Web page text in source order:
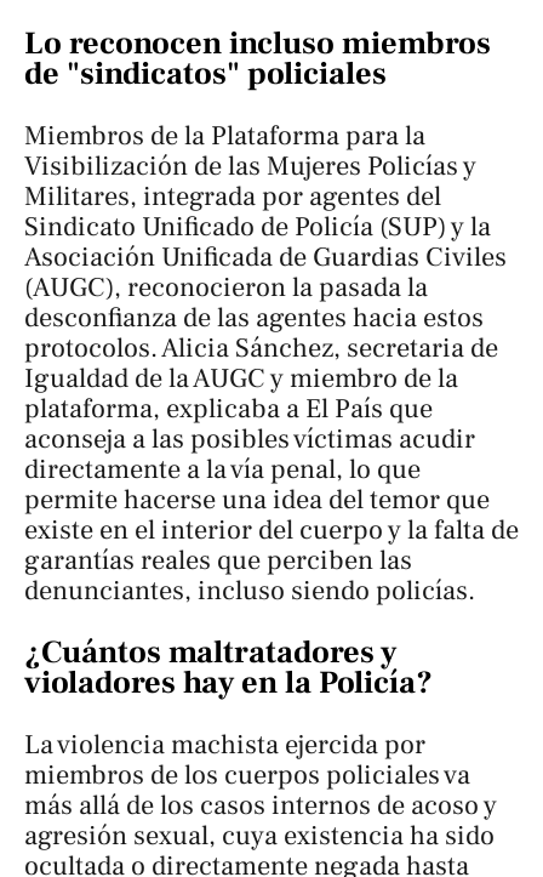
Lo reconocen incluso miembros
de "sindicatos" policiales
Miembros de la Plataforma para la
Visibilización de las Mujeres Policías y
Militares, integrada por agentes del
Sindicato Unificado de Policía (SUP) y la
Asociación Unificada de Guardias Civiles
(AUGC), reconocieron la pasada la
desconfianza de las agentes hacia estos
protocolos. Alicia Sánchez, secretaria de
Igualdad de la AUGC y miembro de la
plataforma, explicaba a El País que
aconseja a las posibles víctimas acudir
directamente a la vía penal, lo que
permite hacerse una idea del temor que
existe en el interior del cuerpo y la falta de
garantías reales que perciben las
denunciantes, incluso siendo policías.
¿Cuántos maltratadores y
violadores hay en la Policía?
La violencia machista ejercida por
miembros de los cuerpos policiales va
más allá de los casos internos de acoso y
agresión sexual, cuya existencia ha sido
ocultada o directamente negada hasta